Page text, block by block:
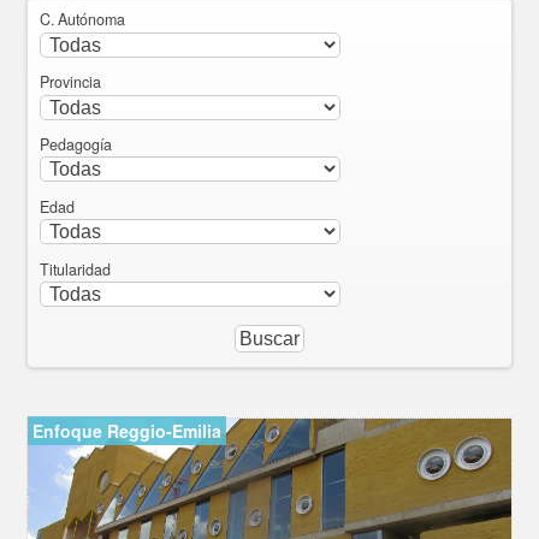
C. Autónoma
Provincia
Pedagogía
Edad
Titularidad
Enfoque Reggio-Emilia